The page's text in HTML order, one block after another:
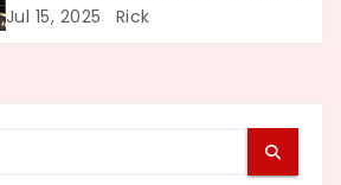
Uit Eten
Jul 15, 2025 Rick